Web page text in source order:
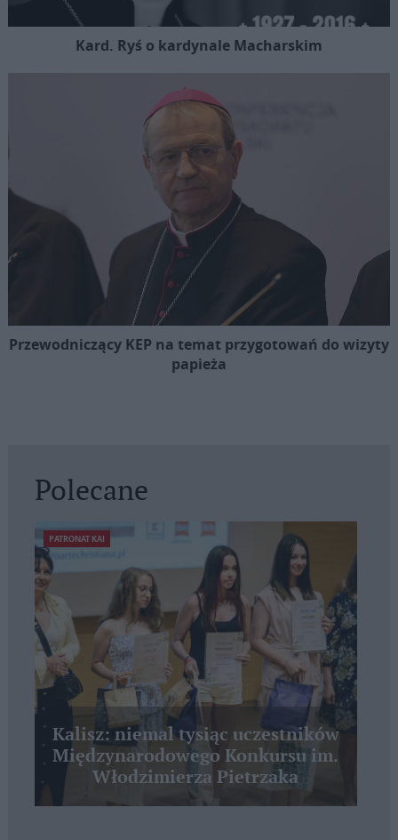
Kard. Ryś o kardynale Macharskim
Przewodniczący KEP na temat przygotowań do wizyty
papieża
Polecane
PATRONAT KAI
Kalisz: niemal tysiąc uczestników
Międzynarodowego Konkursu im.
Włodzimierza Pietrzaka